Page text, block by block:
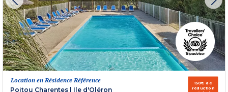
Location en Résidence Référence
Poitou Charentes | Ile d'Oléron
150€ de
réduction